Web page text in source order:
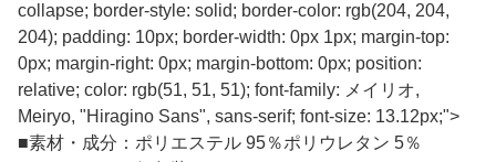
collapse; border-style: solid; border-color: rgb(204, 204,
204); padding: 10px; border-width: 0px 1px; margin-top:
0px; margin-right: 0px; margin-bottom: 0px; position:
relative; color: rgb(51, 51, 51); font-family: メイリオ,
Meiryo, "Hiragino Sans", sans-serif; font-size: 13.12px;">
■素材・成分：ポリエステル 95％ポリウレタン 5％